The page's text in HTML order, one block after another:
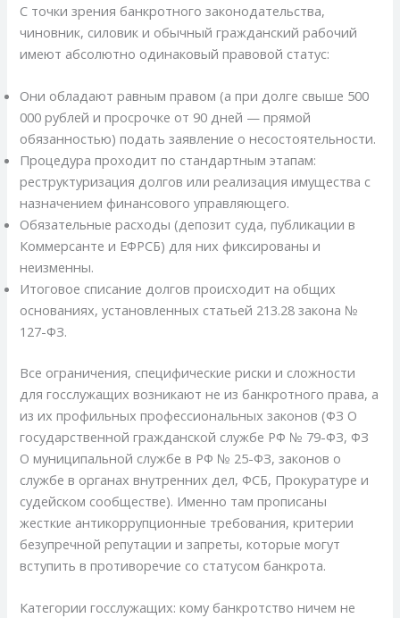
С точки зрения банкротного законодательства,
чиновник, силовик и обычный гражданский рабочий
имеют абсолютно одинаковый правовой статус:
Они обладают равным правом (а при долге свыше 500
000 рублей и просрочке от 90 дней — прямой
обязанностью) подать заявление о несостоятельности.
Процедура проходит по стандартным этапам:
реструктуризация долгов или реализация имущества с
назначением финансового управляющего.
Обязательные расходы (депозит суда, публикации в
Коммерсанте и ЕФРСБ) для них фиксированы и
неизменны.
Итоговое списание долгов происходит на общих
основаниях, установленных статьей 213.28 закона №
127-ФЗ.
Все ограничения, специфические риски и сложности
для госслужащих возникают не из банкротного права, а
из их профильных профессиональных законов (ФЗ О
государственной гражданской службе РФ № 79-ФЗ, ФЗ
О муниципальной службе в РФ № 25-ФЗ, законов о
службе в органах внутренних дел, ФСБ, Прокуратуре и
судейском сообществе). Именно там прописаны
жесткие антикоррупционные требования, критерии
безупречной репутации и запреты, которые могут
вступить в противоречие со статусом банкрота.
Категории госслужащих: кому банкротство ничем не